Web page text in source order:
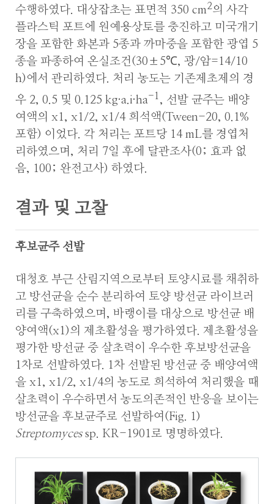
수행하였다. 대상잡초는 표면적 350 cm2의 사각
플라스틱 포트에 원예용상토를 충진하고 미국개기
장을 포함한 화본과 5종과 까마중을 포함한 광엽 5
종을 파종하여 온실조건(30±5℃, 광/암=14/10
h)에서 관리하였다. 처리 농도는 기존제초제의 경
우 2, 0.5 및 0.125 kg·a.i·ha-1 , 선발 균주는 배양
여액의 x1, x1/2, x1/4 희석액(Tween-20, 0.1%
포함) 이었다. 각 처리는 포트당 14 mL를 경엽처
리하였으며, 처리 7일 후에 달관조사(0; 효과 없
음, 100; 완전고사) 하였다.
결과 및 고찰
후보균주 선발
대청호 부근 산림지역으로부터 토양시료를 채취하
고 방선균을 순수 분리하여 토양 방선균 라이브러
리를 구축하였으며, 바랭이를 대상으로 방선균 배
양여액(x1)의 제초활성을 평가하였다. 제초활성을
평가한 방선균 중 살초력이 우수한 후보방선균을
1차로 선발하였다. 1차 선발된 방선균 중 배양여액
을 x1, x1/2, x1/4의 농도로 희석하여 처리했을 때
살초력이 우수하면서 농도의존적인 반응을 보이는
방선균을 후보균주로 선발하여(Fig. 1)
Streptomycessp. KR-1901로 명명하였다.